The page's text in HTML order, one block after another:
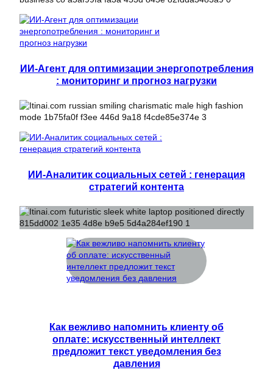
ИИ-Агент для оптимизации энергопотребления
: мониторинг и прогноз нагрузки
ИИ-Аналитик социальных сетей : генерация
стратегий контента
Как вежливо напомнить клиенту об
оплате: искусственный интеллект
предложит текст уведомления без
давления